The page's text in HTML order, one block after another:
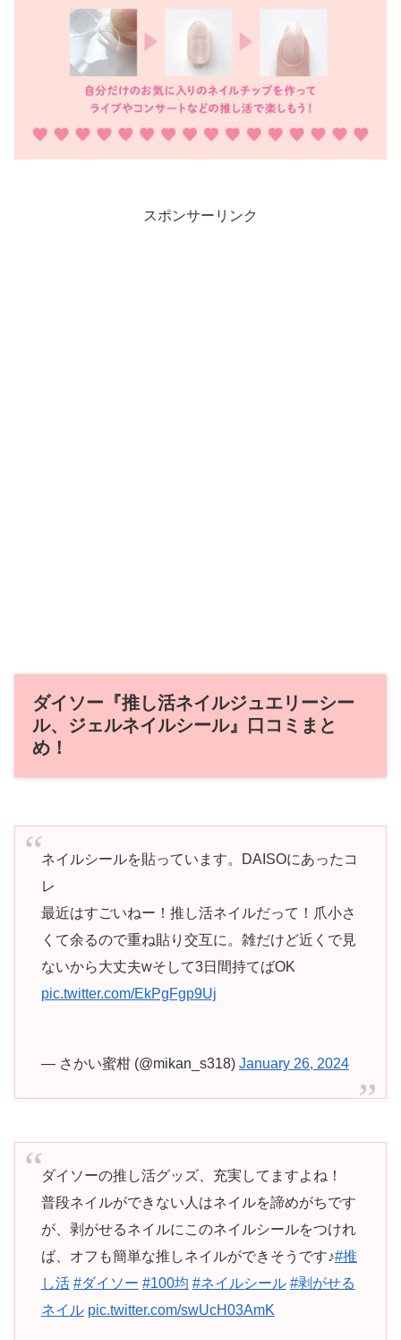
スポンサーリンク
ダイソー『推し活ネイルジュエリーシー
ル、ジェルネイルシール』口コミまと
め！
ネイルシールを貼っています。DAISOにあったコ
レ
最近はすごいねー！推し活ネイルだって！爪小さ
くて余るので重ね貼り交互に。雑だけど近くで見
ないから大丈夫wそして3日間持てばOK
pic.twitter.com/EkPgFgp9Uj
— さかい蜜柑 (@mikan_s318) January 26, 2024
ダイソーの推し活グッズ、充実してますよね！
普段ネイルができない人はネイルを諦めがちです
が、剥がせるネイルにこのネイルシールをつけれ
ば、オフも簡単な推しネイルができそうです♪#推
し活 #ダイソー #100均 #ネイルシール #剥がせる
ネイル pic.twitter.com/swUcH03AmK